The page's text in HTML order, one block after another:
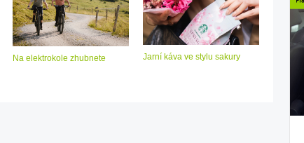
Na elektrokole zhubnete Jarní káva ve stylu sakury